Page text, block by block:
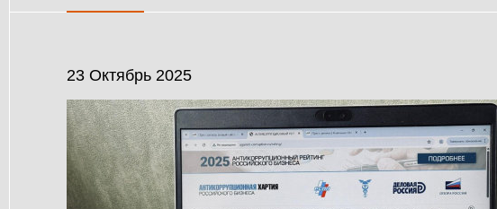
23 Октябрь 2025